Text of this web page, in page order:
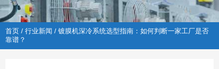
首页 /行业新闻 / 镀膜机深冷系统选型指南：如何判断一家工厂是否
靠谱？